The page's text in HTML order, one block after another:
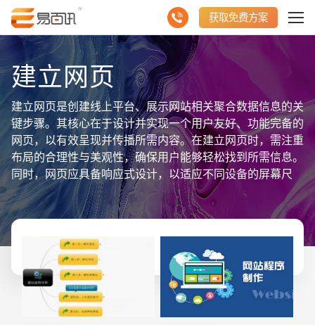
获取免费方案
建立网页
建立网页是创建线上平台、展示网站相关聚合数据信息的关
键步骤。其核心在于设计并实现一个用户友好、功能完备的
网页，以有效呈现并传播所需内容。在建立网页时，需注重
布局的合理性与美观性，确保用户能够轻松找到所需信息。
同时，网页应具备响应式设计，以适应不同设备的屏幕尺
寸，提供良好的用户体验。为了实现网页的互动性和动态内
容展示，还需集成数据库和服务器端技术。此外，建立网页
时还需考虑SEO优化，以提高网页在搜索引擎中的排名，
增加曝光度。总之，建立网页是一个综合性的项目，旨在通
过精心设计和技术实现，将网站相关的聚合数据信息以最佳
方式展示给用户，满足用户的多样化需求，并助力网站的成
功运营。